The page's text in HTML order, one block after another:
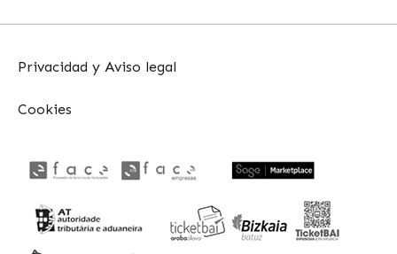
Privacidad y Aviso legal
Cookies